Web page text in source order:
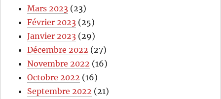
Mars 2023 (23)
Février 2023 (25)
Janvier 2023 (29)
Décembre 2022 (27)
Novembre 2022 (16)
Octobre 2022 (16)
Septembre 2022 (21)